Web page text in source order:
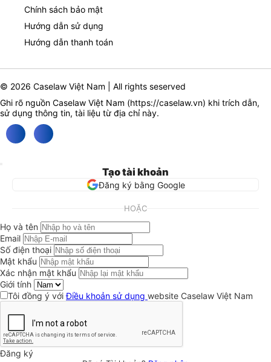
Chính sách bảo mật
Hướng dẫn sử dụng
Hướng dẫn thanh toán
© 2026 Caselaw Việt Nam | All rights seserved
Ghi rõ nguồn Caselaw Việt Nam (https://caselaw.vn) khi trích dẫn,
sử dụng thông tin, tài liệu từ địa chỉ này.
Tạo tài khoản
Đăng ký bằng Google
HOẶC
Họ và tên
Email
Số điện thoại
Mật khẩu
Xác nhận mật khẩu
Giới tính
Tôi đồng ý vớiĐiều khoản sử dụng website Caselaw Việt Nam
Đăng ký